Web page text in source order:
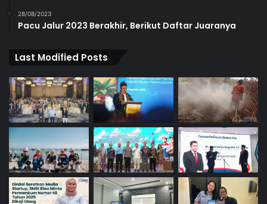
28/08/2023
Pacu Jalur 2023 Berakhir, Berikut Daftar Juaranya
Last Modified Posts